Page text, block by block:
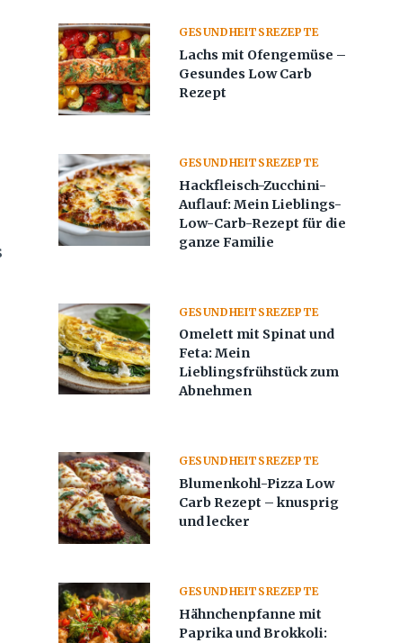
GESUNDHEITSREZEPTE
Lachs mit Ofengemüse –
Gesundes Low Carb
Rezept
GESUNDHEITSREZEPTE
Hackfleisch-Zucchini-
Auflauf: Mein Lieblings-
Low-Carb-Rezept für die
ganze Familie
GESUNDHEITSREZEPTE
Omelett mit Spinat und
Feta: Mein
Lieblingsfrühstück zum
Abnehmen
GESUNDHEITSREZEPTE
Blumenkohl-Pizza Low
Carb Rezept – knusprig
und lecker
GESUNDHEITSREZEPTE
Hähnchenpfanne mit
Paprika und Brokkoli: